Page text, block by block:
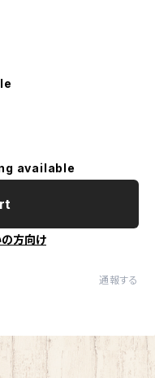
available
方向け
通報する